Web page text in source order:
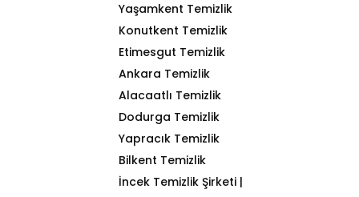
Yaşamkent Temizlik
Konutkent Temizlik
Etimesgut Temizlik
Ankara Temizlik
Alacaatlı Temizlik
Dodurga Temizlik
Yapracık Temizlik
Bilkent Temizlik
İncek Temizlik Şirketi |